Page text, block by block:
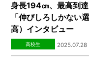
身長194㎝、最高到
「伸びしろしかな
高）インタビュー
高校生 2025.07.28